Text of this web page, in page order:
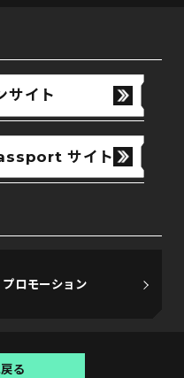
サイト
サイト
ロモーション
る